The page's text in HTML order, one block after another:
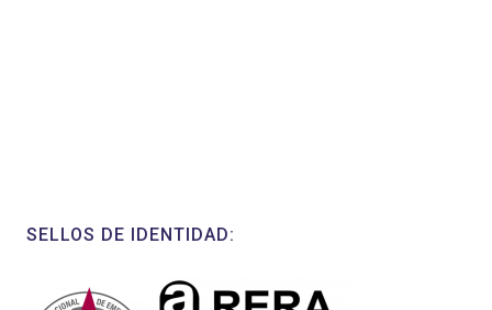
SELLOS DE IDENTIDAD: